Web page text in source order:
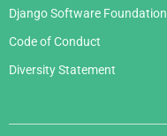
Django Software Foundation
Code of Conduct
Diversity Statement